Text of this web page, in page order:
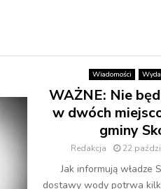
Wiadomości
WAŻNE: Nie
w dwóch
gminy
Redakcja 22
Jak informują władze
dostawy wody potrwa